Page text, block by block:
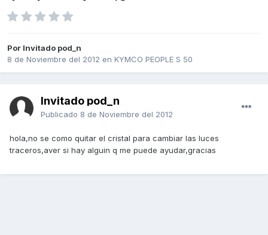
Por Invitado pod_n
8 de Noviembre del 2012 en KYMCO PEOPLE S 50
Invitado pod_n
Publicado 8 de Noviembre del 2012
hola,no se como quitar el cristal para cambiar las luces
traceros,aver si hay alguin q me puede ayudar,gracias